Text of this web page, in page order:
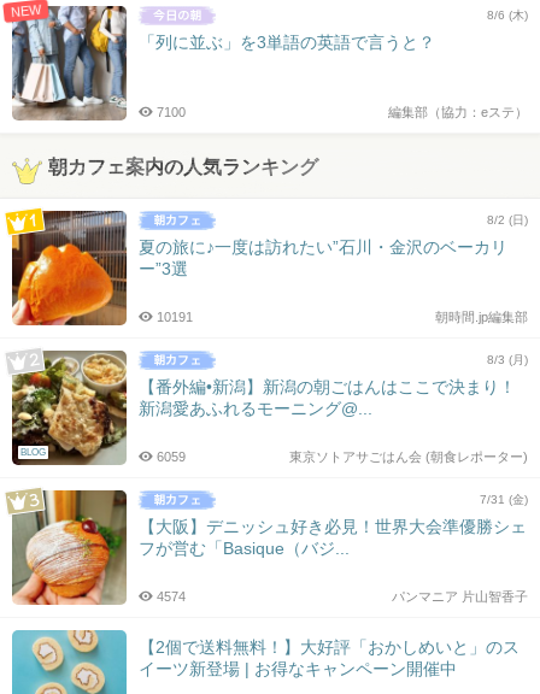
NEW 8/6 (木)
「列に並ぶ」を3単語の英語で言うと？
編集部（協力：eステ）
7100
朝カフェ案内の人気ランキング
8/2 (日)
夏の旅に♪一度は訪れたい”石川・金沢のベーカリ
ー”3選
朝時間.jp編集部
10191
BLOG
8/3 (月)
【番外編•新潟】新潟の朝ごはんはここで決まり！
新潟愛あふれるモーニング@...
東京ソトアサごはん会 (朝食レポーター)
6059
7/31 (金)
【大阪】デニッシュ好き必見！世界大会準優勝シェ
フが営む「Basique（バジ...
パンマニア 片山智香子
4574
【2個で送料無料！】大好評「おかしめいと」のス
イーツ新登場 | お得なキャンペーン開催中